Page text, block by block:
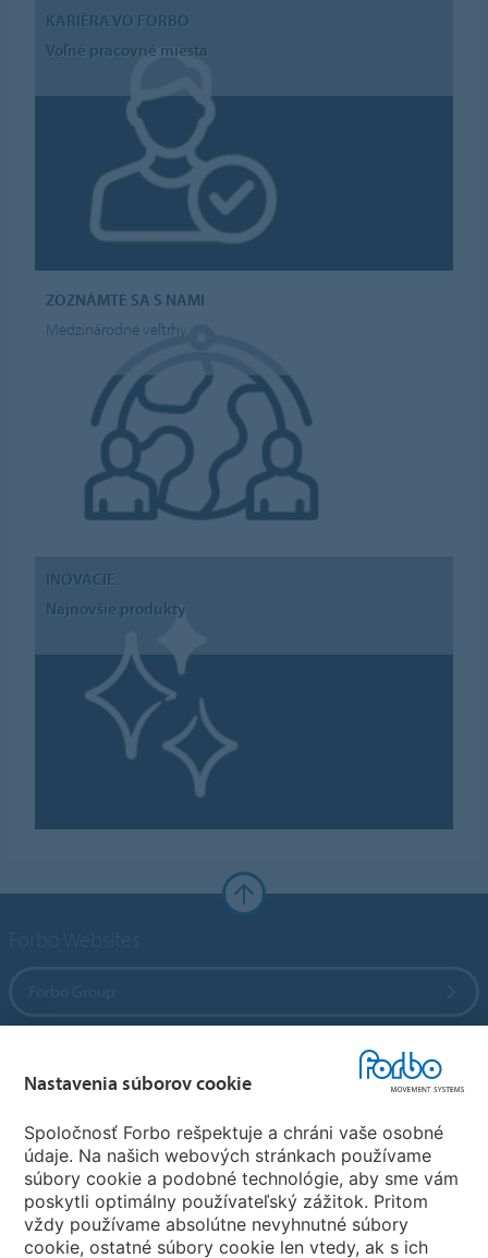
KARIÉRA VO FORBO
Voľné pracovné miesta
ZOZNÁMTE SA S NAMI
Medzinárodné veľtrhy
INOVÁCIE
Najnovšie produkty
Vyber krajinu
Nastavenia súborov cookie
Spoločnosť Forbo rešpektuje a chráni vaše osobné
údaje. Na našich webových stránkach používame
súbory cookie a podobné technológie, aby sme vám
poskytli optimálny používateľský zážitok. Pritom
vždy používame absolútne nevyhnutné súbory
cookie, ostatné súbory cookie len vtedy, ak s ich